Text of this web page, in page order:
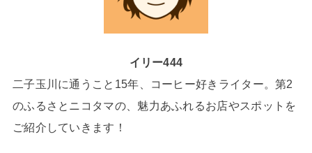
イリー444
二子玉川に通うこと15年、コーヒー好きライター。第2
のふるさとニコタマの、魅力あふれるお店やスポットを
ご紹介していきます！